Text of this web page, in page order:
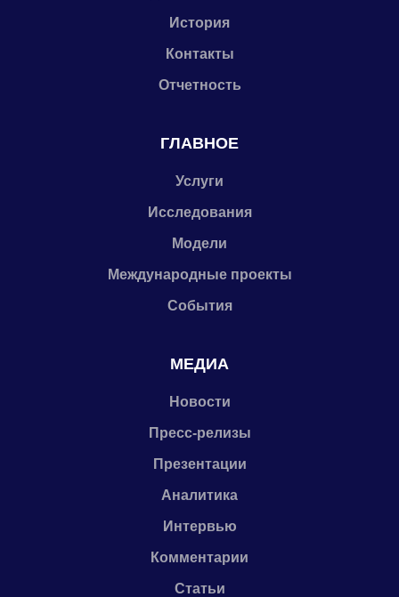
История
Контакты
Отчетность
ГЛАВНОЕ
Услуги
Исследования
Модели
Международные проекты
События
МЕДИА
Новости
Пресс-релизы
Презентации
Аналитика
Интервью
Комментарии
Статьи